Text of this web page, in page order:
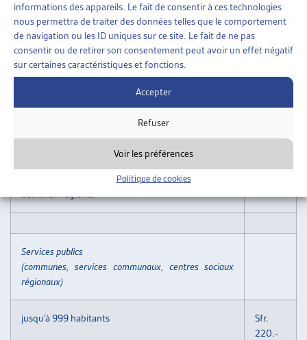
informations des appareils. Le fait de consentir à ces technologies
nous permettra de traiter des données telles que le comportement
de navigation ou les ID uniques sur ce site. Le fait de ne pas
consentir ou de retirer son consentement peut avoir un effet négatif
sur certaines caractéristiques et fonctions.
Accepter
Refuser
Voir les préférences
Politique de cookies
d) services sociaux d’entreprise
Sfr.
e) tarif préférentiel pour les membres d’associations
d’institutions faitières qui sont déjà membres de
f) une cotisation forfaitaire peut être négociée pour
locales, régionales ou cantonales ayant un porteur
commun régional
Services publics
(communes, services communaux, centres sociaux
régionaux)
jusqu’à 999 habitants
Sfr.
220.-